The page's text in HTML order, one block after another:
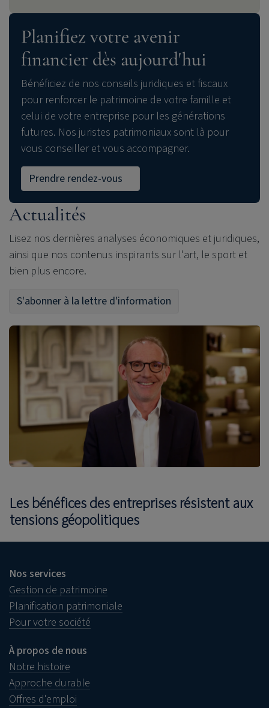
Planifiez votre avenir
financier dès aujourd'hui
Bénéficiez de nos conseils juridiques et fiscaux
pour renforcer le patrimoine de votre famille et
celui de votre entreprise pour les générations
futures. Nos juristes patrimoniaux sont là pour
vous conseiller et vous accompagner.
Prendre rendez-vous
Actualités
Lisez nos dernières analyses économiques et juridiques,
ainsi que nos contenus inspirants sur l'art, le sport et
bien plus encore.
S'abonner à la lettre d'information
Les bénéfices des entreprises résistent aux
tensions géopolitiques
Nos services
Gestion de patrimoine
Planification patrimoniale
Pour votre société
À propos de nous
Notre histoire
Approche durable
Offres d'emploi